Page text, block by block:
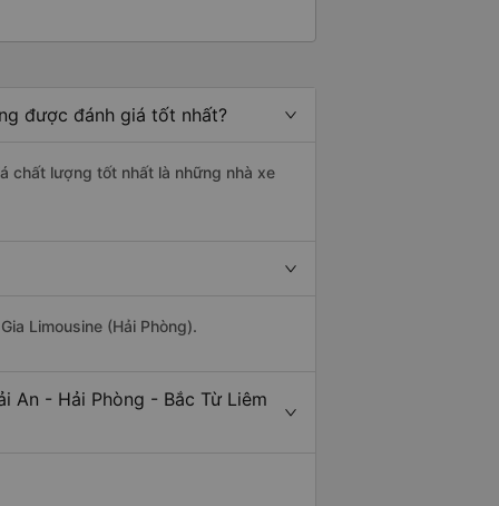
được đánh giá tốt nhất?
chất lượng tốt nhất là những nhà xe
Limousine (Hải Phòng).
An - Hải Phòng - Bắc Từ Liêm